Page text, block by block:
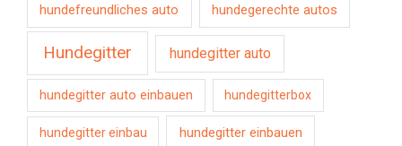
hundefreundliches auto hundegerechte autos
Hundegitter hundegitter auto
hundegitter auto einbauen hundegitterbox
hundegitter einbau hundegitter einbauen